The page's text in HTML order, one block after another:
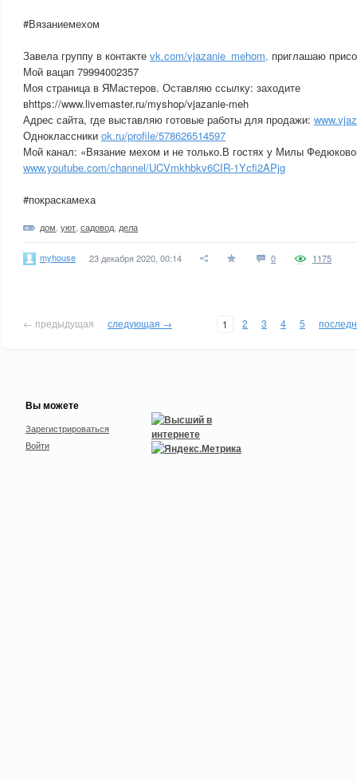
#Вязаниемехом
Завела группу в контакте vk.com/vjazanie_mehom, приглашаю
Мой вацап 79994002357
Моя страница в ЯМастеров. Оставляю ссылку: заходите
вhttps://www.livemaster.ru/myshop/vjazanie-meh
Адрес сайта, где выставляю готовые работы для продажи:
Одноклассники ok.ru/profile/578626514597
Мой канал: «Вязание мехом и не только.В гостях у Милы
www.youtube.com/channel/UCVmkhbkv6CIR-1Ycfi2APjg
#покраскамеха
дом уют садовод дела
myhouse 23 декабря 2020, 00:14 0 1175
← предыдущая следующая → 1 2 3 4 5
Вы можете
Зарегистрироваться
Войти